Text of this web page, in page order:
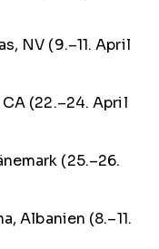
NV (9.–11. April
CA (22.–24. April
(25.–26.
Albanien (8.–11.